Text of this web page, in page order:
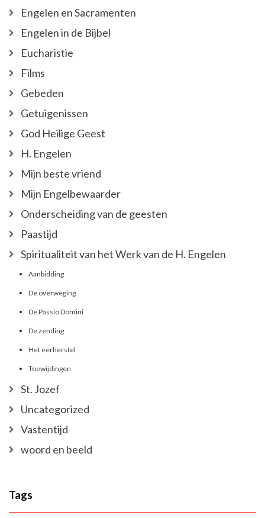
Engelen en Sacramenten
Engelen in de Bijbel
Eucharistie
Films
Gebeden
Getuigenissen
God Heilige Geest
H. Engelen
Mijn beste vriend
Mijn Engelbewaarder
Onderscheiding van de geesten
Paastijd
Spiritualiteit van het Werk van de H. Engelen
Aanbidding
De overweging
De Passio Domini
De zending
Het eerherstel
Toewijdingen
St. Jozef
Uncategorized
Vastentijd
woord en beeld
Tags